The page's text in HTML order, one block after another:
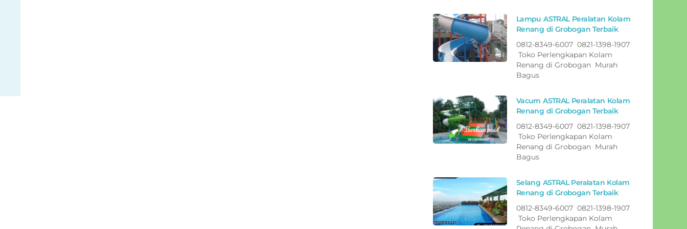
Lampu ASTRAL Peralatan Kolam
Renang di Grobogan Terbaik
0812-8349-6007 0821-1398-1907
Toko Perlengkapan Kolam
Renang di Grobogan Murah
Bagus
Vacum ASTRAL Peralatan Kolam
Renang di Grobogan Terbaik
0812-8349-6007 0821-1398-1907
Toko Perlengkapan Kolam
Renang di Grobogan Murah
Bagus
Selang ASTRAL Peralatan Kolam
Renang di Grobogan Terbaik
0812-8349-6007 0821-1398-1907
Toko Perlengkapan Kolam